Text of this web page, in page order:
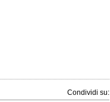
Condividi su: